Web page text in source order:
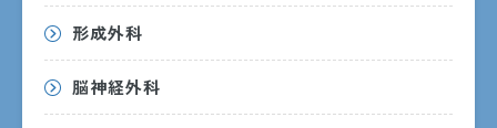
形成外科
脳神経外科
土・日・祝日・年末年始